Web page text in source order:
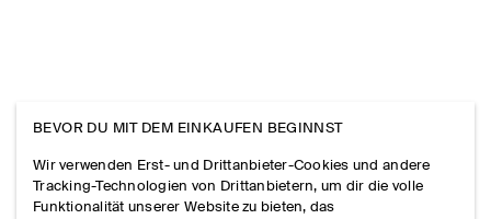
BEVOR DU MIT DEM EINKAUFEN BEGINNST
Wir verwenden Erst- und Drittanbieter-Cookies und andere
Tracking-Technologien von Drittanbietern, um dir die volle
Funktionalität unserer Website zu bieten, das